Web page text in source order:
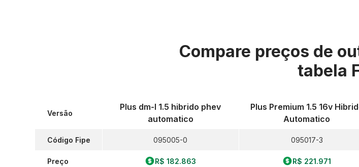
Compare preços de
tabela
Versão
Código Fipe
Preço
Plus dm-I 1.5 hibrido phev
automatico
095005-0
R$ 182.863
Plus Premium 1.5 16v
Automatico
095017-3
R$ 221.971